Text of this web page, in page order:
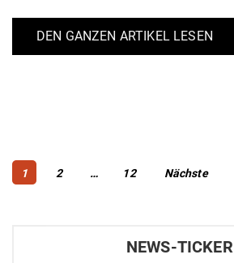
DEN GANZEN ARTIKEL LESEN
Beitragsnavigation
Page
1 Page
2 … Page
12 Nächste
NEWS-TICKER